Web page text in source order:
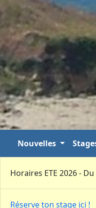
Nouvelles
Horaires ETE 2026 -
Réserve ton stage ici !